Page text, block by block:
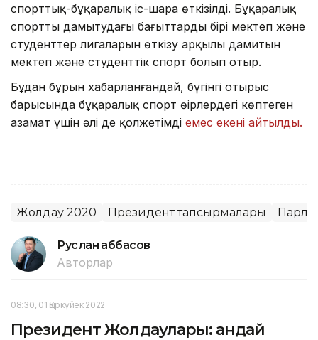
спорттық-бұқаралық іс-шара өткізілді. Бұқаралық
спортты дамытудағы бағыттардың бірі мектеп және
студенттер лигаларын өткізу арқылы дамитын
мектеп және студенттік спорт болып отыр.
Бұдан бұрын хабарланғандай, бүгінгі отырыс
барысында бұқаралық спорт өңірлердегі көптеген
азамат үшін әлі де қолжетімді емес екені айтылды.
Жолдау 2020 Президент тапсырмалары
Руслан Ғаббасов
Авторлар
08:30, 01 Қыркүйек 2022
Президент Жолдаулары: Қандай